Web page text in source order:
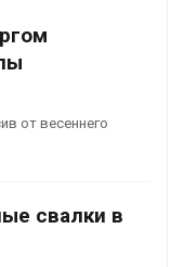
от весеннего
свалки в